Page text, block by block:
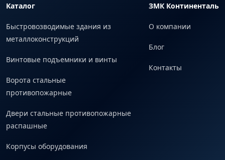
Каталог
Быстровозводимые здания из
металлоконструкций
Винтовые подъемники и винты
Ворота стальные
противопожарные
Двери стальные противопожарные
распашные
Корпусы оборудования
ЗМК Континенталь
О компании
Блог
Контакты